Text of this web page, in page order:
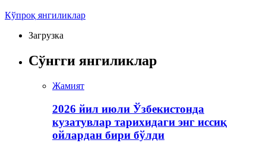
Кўпроқ янгиликлар
Загрузка
Сўнгги янгиликлар
Жамият
2026 йил июли Ўзбекистонда
кузатувлар тарихидаги энг иссиқ
ойлардан бири бўлди